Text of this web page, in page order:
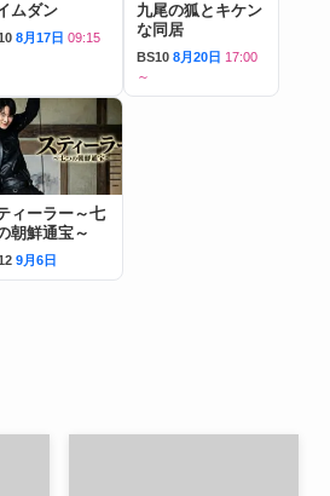
ムダン
8月17日 09:15
九尾の狐とキケン
な同居
BS10 8月20日 17:00
～
ィーラー～七
朝鮮通宝～
9月6日